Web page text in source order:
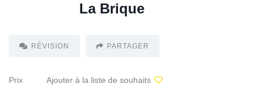
La Brique
RÉVISION PARTAGER
Prix Ajouter à la liste de souhaits